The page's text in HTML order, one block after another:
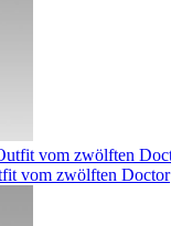
vom zwölften Doctor